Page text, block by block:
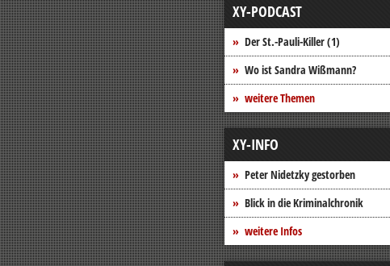
XY-PODCAST
Der St.-Pauli-Killer (1)
Wo ist Sandra Wißmann?
weitere Themen
XY-INFO
Peter Nidetzky gestorben
Blick in die Kriminalchronik
weitere Infos